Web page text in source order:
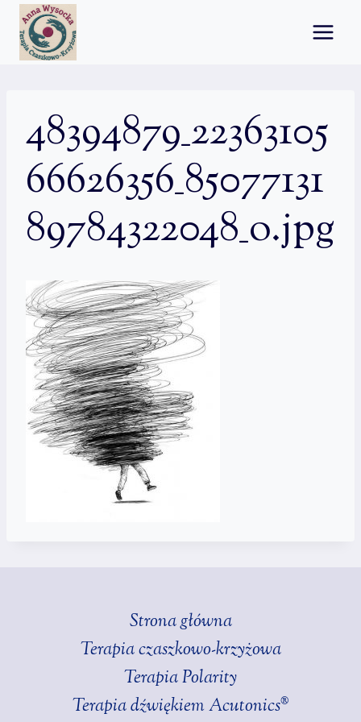
Przejdź
treści
48394879_22363105
66626356_85077131
89784322048_o.jpg
Strona główna
Terapia czaszkowo-krzyżowa
Terapia Polarity
Terapia dźwiękiem Acutonics®